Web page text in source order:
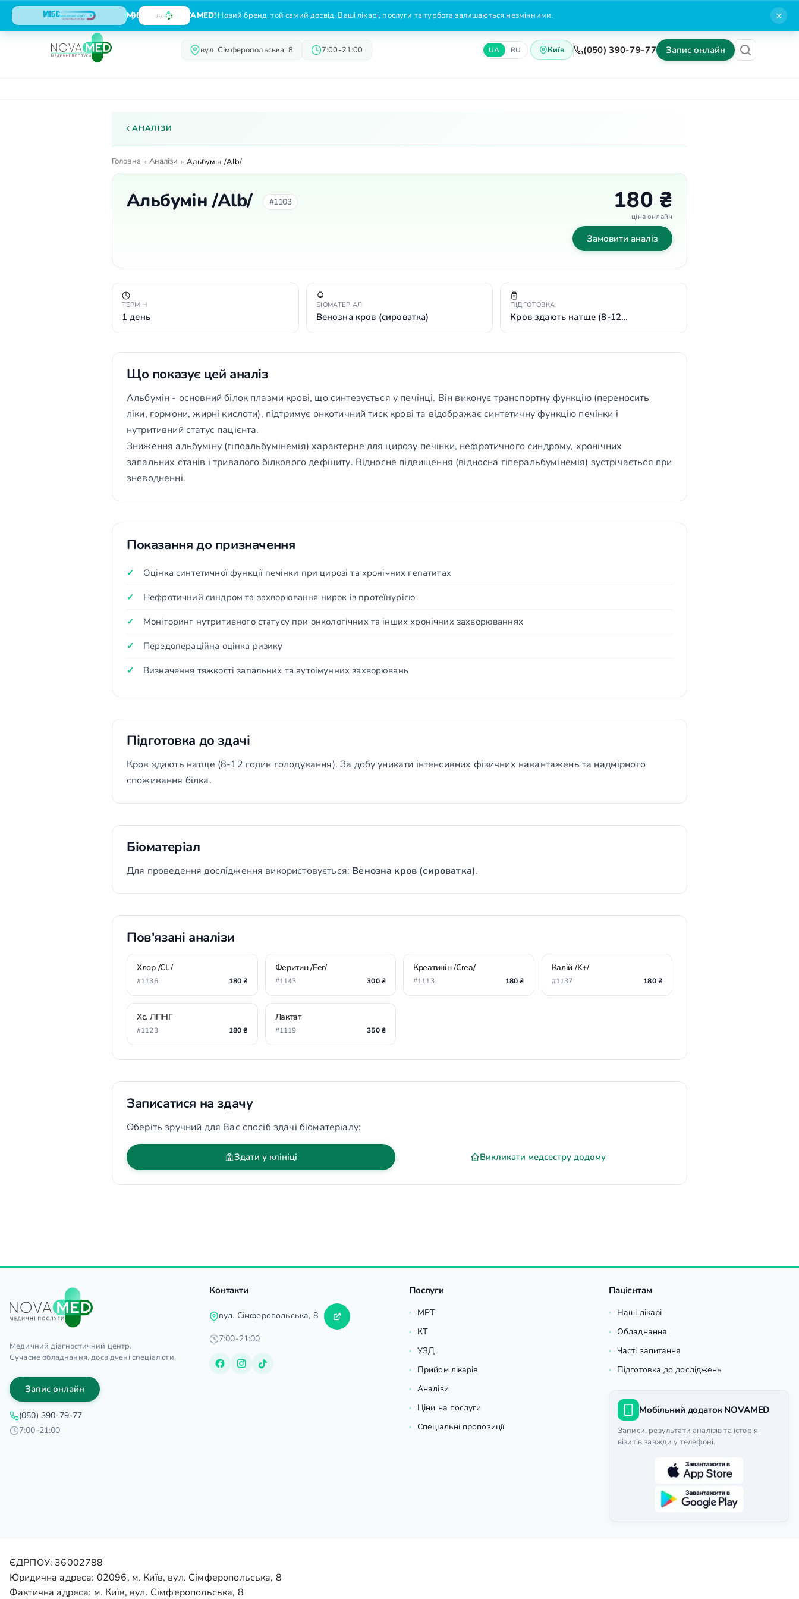
МІБС тепер NOVAMED! Новий бренд, той самий досвід. Ваші лікарі, послуги та турбота залишаються незмінними. ×
вул. Сімферопольська, 8 7:00-21:00 UA RU Київ (050) 390-79-77 Запис онлайн
АНАЛІЗИ
Головна » Аналізи » Альбумін /Alb/
Альбумін /Alb/ #1103 180 ₴
ціна онлайн
Замовити аналіз
ТЕРМІН
1 день
БІОМАТЕРІАЛ
Венозна кров (сироватка)
ПІДГОТОВКА
Кров здають натще (8-12…
Що показує цей аналіз
Альбумін - основний білок плазми крові, що синтезується у печінці. Він виконує транспортну функцію (переносить
ліки, гормони, жирні кислоти), підтримує онкотичний тиск крові та відображає синтетичну функцію печінки і
нутритивний статус пацієнта.
Зниження альбуміну (гіпоальбумінемія) характерне для цирозу печінки, нефротичного синдрому, хронічних
запальних станів і тривалого білкового дефіциту. Відносне підвищення (відносна гіперальбумінемія) зустрічається при
зневодненні.
Показання до призначення
Оцінка синтетичної функції печінки при цирозі та хронічних гепатитах
Нефротичний синдром та захворювання нирок із протеїнурією
Моніторинг нутритивного статусу при онкологічних та інших хронічних захворюваннях
Передопераційна оцінка ризику
Визначення тяжкості запальних та аутоімунних захворювань
Підготовка до здачі
Кров здають натще (8-12 годин голодування). За добу уникати інтенсивних фізичних навантажень та надмірного
споживання білка.
Біоматеріал
Для проведення дослідження використовується: Венозна кров (сироватка).
Пов'язані аналізи
Хлор /CL/
#1136 180 ₴
Феритин /Fer/
#1143 300 ₴
Креатинін /Crea/
#1113 180 ₴
Калій /K+/
#1137 180 ₴
Хс. ЛПНГ
#1123 180 ₴
Лактат
#1119 350 ₴
Записатися на здачу
Оберіть зручний для Вас спосіб здачі біоматеріалу:
Здати у клініці Викликати медсестру додому
Медичний діагностичний центр.
Сучасне обладнання, досвідчені спеціалісти.
Запис онлайн
(050) 390-79-77
7:00-21:00
Контакти
вул. Сімферопольська, 8
7:00-21:00
Послуги
МРТ
КТ
УЗД
Прийом лікарів
Аналізи
Ціни на послуги
Спеціальні пропозиції
Пацієнтам
Наші лікарі
Обладнання
Часті запитання
Підготовка до досліджень
Мобільний додаток NOVAMED
Записи, результати аналізів та історія
візитів завжди у телефоні.
ЄДРПОУ: 36002788
Юридична адреса: 02096, м. Київ, вул. Сімферопольська, 8
Фактична адреса: м. Київ, вул. Сімферопольська, 8